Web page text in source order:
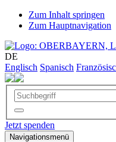
Zum Inhalt springen
Zum Hauptnavigation
DE
Englisch Spanisch
Jetzt spenden
Navigationsmenü